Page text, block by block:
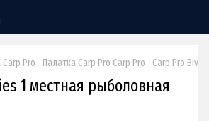
Pro Палатка Carp Pro Carp Pro Carp Pro
1 местная рыболовная